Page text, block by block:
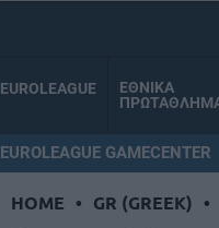
EUROLEAGUE
ΕΘΝΙΚΑ
EUROLEAGUE GAMECENTER
HOME • GR (GREEK) •